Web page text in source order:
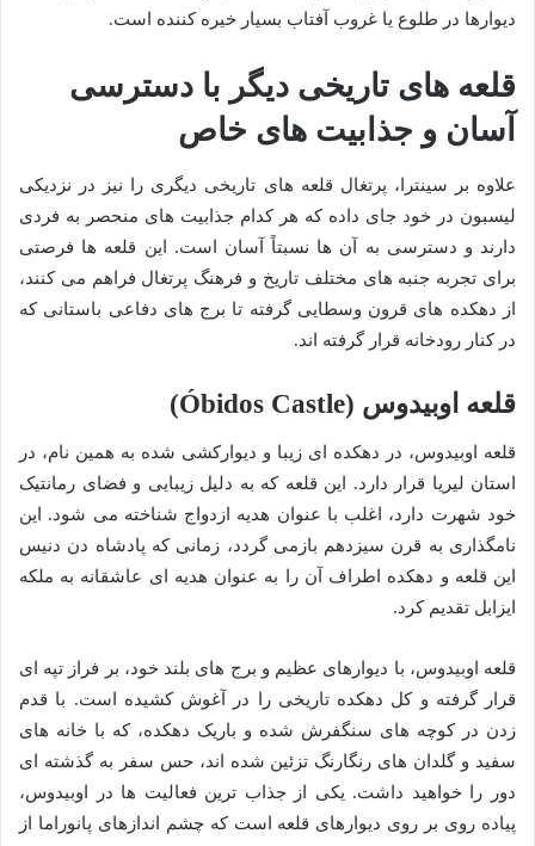
دیوارها در طلوع یا غروب آفتاب بسیار خیره کننده است.
قلعه های تاریخی دیگر با دسترسی
آسان و جذابیت های خاص
علاوه بر سینترا، پرتغال قلعه های تاریخی دیگری را نیز در نزدیکی
لیسبون در خود جای داده که هر کدام جذابیت های منحصر به فردی
دارند و دسترسی به آن ها نسبتاً آسان است. این قلعه ها فرصتی
برای تجربه جنبه های مختلف تاریخ و فرهنگ پرتغال فراهم می کنند،
از دهکده های قرون وسطایی گرفته تا برج های دفاعی باستانی که
در کنار رودخانه قرار گرفته اند.
قلعه اوبیدوس (Óbidos Castle)
قلعه اوبیدوس، در دهکده ای زیبا و دیوارکشی شده به همین نام، در
استان لیریا قرار دارد. این قلعه که به دلیل زیبایی و فضای رمانتیک
خود شهرت دارد، اغلب با عنوان هدیه ازدواج شناخته می شود. این
نامگذاری به قرن سیزدهم بازمی گردد، زمانی که پادشاه دن دنیس
این قلعه و دهکده اطراف آن را به عنوان هدیه ای عاشقانه به ملکه
ایزابل تقدیم کرد.
قلعه اوبیدوس، با دیوارهای عظیم و برج های بلند خود، بر فراز تپه ای
قرار گرفته و کل دهکده تاریخی را در آغوش کشیده است. با قدم
زدن در کوچه های سنگفرش شده و باریک دهکده، که با خانه های
سفید و گلدان های رنگارنگ تزئین شده اند، حس سفر به گذشته ای
دور را خواهید داشت. یکی از جذاب ترین فعالیت ها در اوبیدوس،
پیاده روی بر روی دیوارهای قلعه است که چشم اندازهای پانوراما از